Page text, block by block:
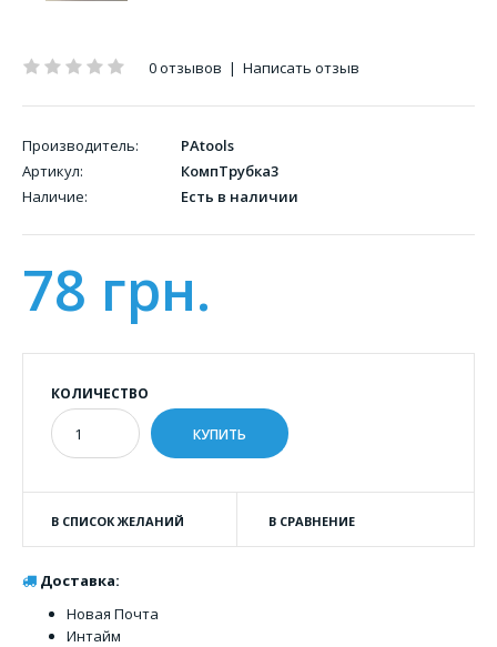
0 отзывов | Написать отзыв
Производитель:
PAtools
Артикул:
КомпТрубка3
Наличие:
Есть в наличии
78 грн.
КОЛИЧЕСТВО
В СПИСОК ЖЕЛАНИЙ В СРАВНЕНИЕ
Доставка:
Новая Почта
Интайм